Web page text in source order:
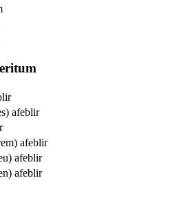
afeblir
afeblir
afeblir
afeblir